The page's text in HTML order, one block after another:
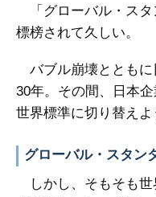
「グローバル・スタ
標榜されて久しい。
バブル崩壊とともに
30年。その間、日本
世界標準に切り替えよ
グローバル・スタン
しかし、そもそも世